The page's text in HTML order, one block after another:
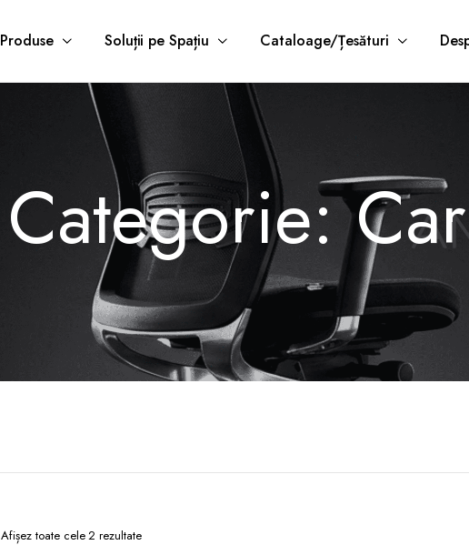
Produse Soluții pe Spațiu Cataloage/Țesături
Categorie:
Afișez toate cele 2 rezultate